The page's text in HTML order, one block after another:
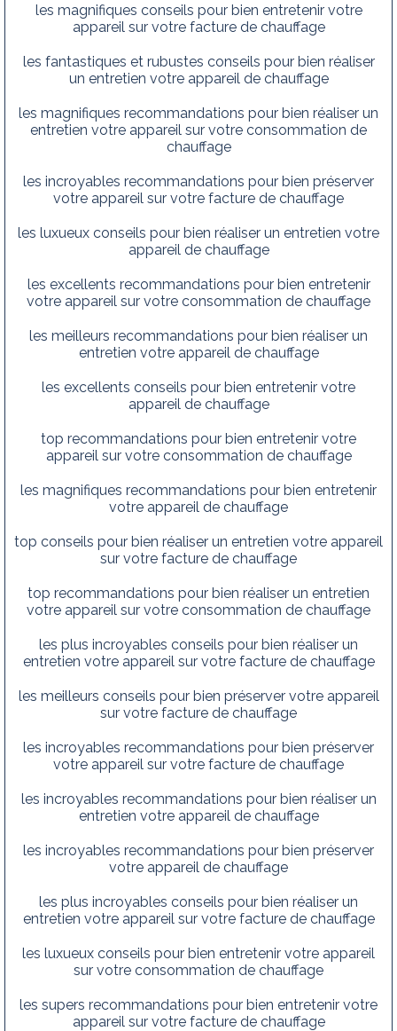
les magnifiques conseils pour bien entretenir votre
appareil sur votre facture de chauffage
les fantastiques et rubustes conseils pour bien réaliser
un entretien votre appareil de chauffage
les magnifiques recommandations pour bien réaliser un
entretien votre appareil sur votre consommation de
chauffage
les incroyables recommandations pour bien préserver
votre appareil sur votre facture de chauffage
les luxueux conseils pour bien réaliser un entretien votre
appareil de chauffage
les excellents recommandations pour bien entretenir
votre appareil sur votre consommation de chauffage
les meilleurs recommandations pour bien réaliser un
entretien votre appareil de chauffage
les excellents conseils pour bien entretenir votre
appareil de chauffage
top recommandations pour bien entretenir votre
appareil sur votre consommation de chauffage
les magnifiques recommandations pour bien entretenir
votre appareil de chauffage
top conseils pour bien réaliser un entretien votre appareil
sur votre facture de chauffage
top recommandations pour bien réaliser un entretien
votre appareil sur votre consommation de chauffage
les plus incroyables conseils pour bien réaliser un
entretien votre appareil sur votre facture de chauffage
les meilleurs conseils pour bien préserver votre appareil
sur votre facture de chauffage
les incroyables recommandations pour bien préserver
votre appareil sur votre facture de chauffage
les incroyables recommandations pour bien réaliser un
entretien votre appareil de chauffage
les incroyables recommandations pour bien préserver
votre appareil de chauffage
les plus incroyables conseils pour bien réaliser un
entretien votre appareil sur votre facture de chauffage
les luxueux conseils pour bien entretenir votre appareil
sur votre consommation de chauffage
les supers recommandations pour bien entretenir votre
appareil sur votre facture de chauffage